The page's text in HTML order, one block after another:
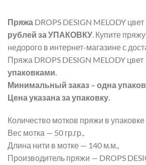
Пряжа DROPS DESIGN MELODY цвет
рублей за УПАКОВКУ . Купите
недорого в интернет-магазине с
Пряжа DROPS DESIGN MELODY цвет
упаковками.
Минимальный заказ – одна
Цена указана за упаковку.
Количество мотков пряжи в
Вес мотка — 50 гр.гр.,
Длина нити в мотке — 140 м.м.,
Производитель пряжи — DROPS